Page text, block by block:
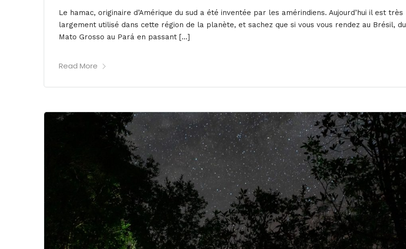
Le hamac, originaire d’Amérique du sud a été inventée par les amérindiens. Aujourd’hui il est très
largement utilisé dans cette région de la planète, et sachez que si vous vous rendez au Brésil, du
Mato Grosso au Pará en passant […]
Read More